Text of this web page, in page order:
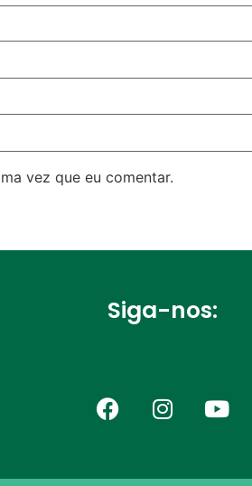
vez que eu comentar.
Siga-nos: